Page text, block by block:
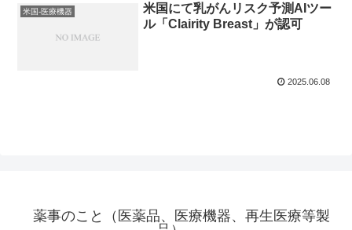
米国-医療機器
米国にて乳がんリスク予測AIツー
ル「Clairity Breast」が認可
2025.06.08
薬事のこと（医薬品、医療機器、再生医療等製